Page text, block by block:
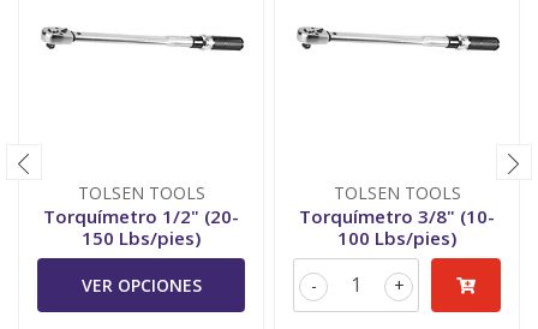
TOLSEN TOOLS
Torquímetro 1/2" (20-
150 Lbs/pies)
VER OPCIONES
TOLSEN TOOLS
Torquímetro 3/8" (10-
100 Lbs/pies)
+
-